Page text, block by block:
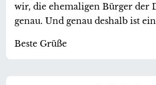
wir, die ehemaligen Bürger der
genau. Und genau deshalb ist
Beste Grüße